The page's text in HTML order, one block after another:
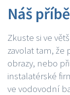
Náš
Zkuste si ve
zavolat tam, že
obrazy, nebo
instalatérské
ve vodovodní